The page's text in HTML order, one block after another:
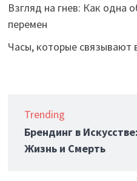
Взгляд на гнев: Как одна
перемен
Часы, которые связывают
Trending
Брендинг в
Жизнь и Смерть